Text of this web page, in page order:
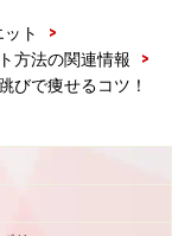
を毎日継続して
う。
ット
>
方法の関連情報
>
びで痩せるコツ！